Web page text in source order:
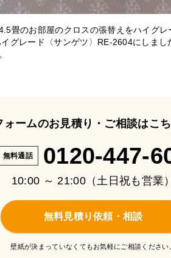
畳のお部屋のクロスの張替えをハイグ
グレード〈サンゲツ〉RE-2604にしまし
ォームのお見積り・ご相談はこ
無料通話 0120-447-
10:00 ～ 21:00（土日祝も営業）
無料見積り依頼・相談
壁紙が決まっていなくてもお気軽にご相談ください